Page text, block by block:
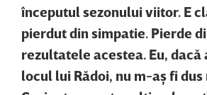
începutul sezonului viitor. E
pierdut din simpatie. Pierde
rezultatele acestea. Eu, dacă
locul lui Rădoi, nu m-aş fi